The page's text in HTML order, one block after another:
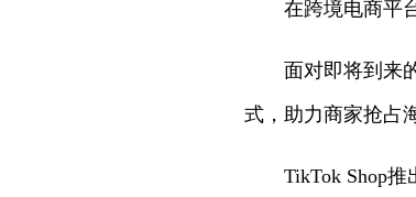
在跨境电商平
面对即将到来
式，助力商家抢占
TikTok Shop